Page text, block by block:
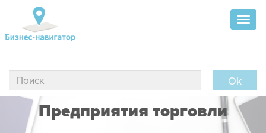
Ok
Предприятия торговли